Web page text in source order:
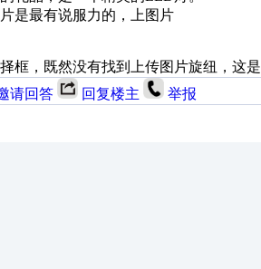
是最有说服力的，上图片
框，既然没有找到上传图片旋纽，这
请回答 回复楼主 举报